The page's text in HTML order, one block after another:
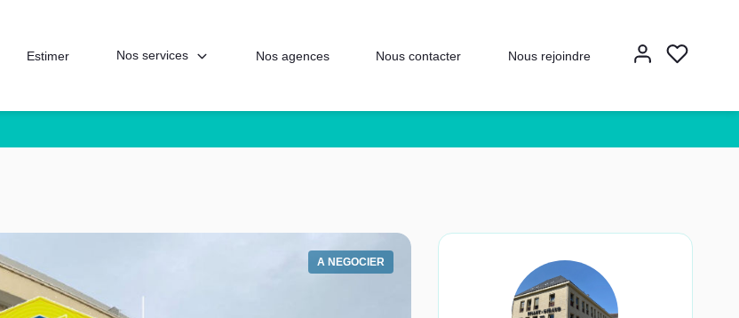
Estimer Nos services Nos agences Nous contacter Nous rejoindre
A NEGOCIER